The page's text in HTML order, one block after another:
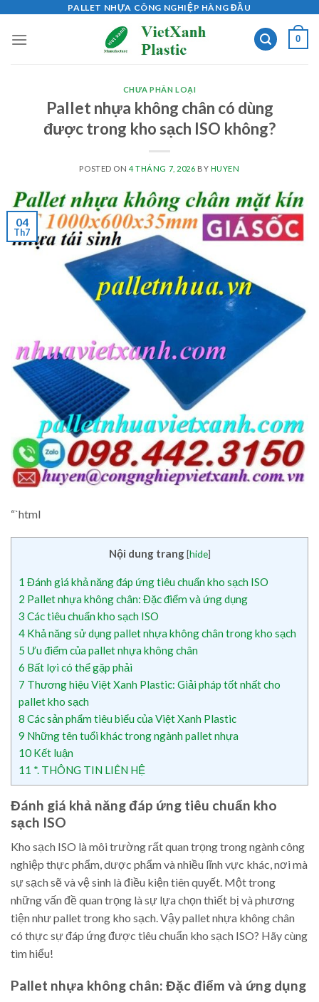
content
PALLET NHỰA CÔNG NGHIỆP HÀNG ĐẦU
0
CHƯA PHÂN LOẠI
Pallet nhựa không chân có dùng
được trong kho sạch ISO không?
POSTED ON4 THÁNG 7, 2026 BY HUYEN
04
Th7
“`html
Nội dung trang [hide]
1 Đánh giá khả năng đáp ứng tiêu chuẩn kho sạch ISO
2 Pallet nhựa không chân: Đặc điểm và ứng dụng
3 Các tiêu chuẩn kho sạch ISO
4 Khả năng sử dụng pallet nhựa không chân trong kho sạch
5 Ưu điểm của pallet nhựa không chân
6 Bất lợi có thể gặp phải
7 Thương hiệu Việt Xanh Plastic: Giải pháp tốt nhất cho
pallet kho sạch
8 Các sản phẩm tiêu biểu của Việt Xanh Plastic
9 Những tên tuổi khác trong ngành pallet nhựa
10 Kết luận
11 *. THÔNG TIN LIÊN HỆ
Đánh giá khả năng đáp ứng tiêu chuẩn kho
sạch ISO
Kho sạch ISO là môi trường rất quan trọng trong ngành công
nghiệp thực phẩm, dược phẩm và nhiều lĩnh vực khác, nơi mà
sự sạch sẽ và vệ sinh là điều kiện tiên quyết. Một trong
những vấn đề quan trọng là sự lựa chọn thiết bị và phương
tiện như pallet trong kho sạch. Vậy pallet nhựa không chân
có thực sự đáp ứng được tiêu chuẩn kho sạch ISO? Hãy cùng
tìm hiểu!
Pallet nhựa không chân: Đặc điểm và ứng dụng